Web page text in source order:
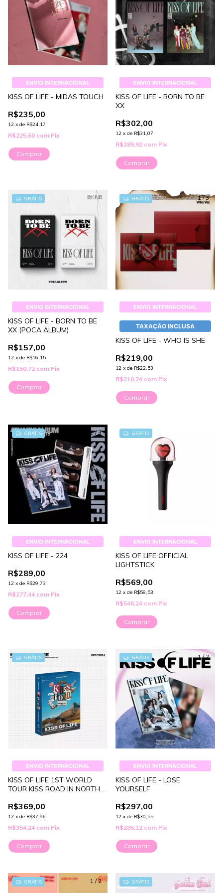
ENVIO INTERNACIONAL
KISS OF LIFE - MIDAS TOUCH
R$235,00
12 x de R$24,17
R$225,60 com Pix
Comprar
ENVIO INTERNACIONAL
KISS OF LIFE - BORN TO BE
XX
R$302,00
12 x de R$31,07
R$289,92 com Pix
Comprar
GRÁTIS
ENVIO INTERNACIONAL
KISS OF LIFE - BORN TO BE
XX (POCA ALBUM)
R$157,00
12 x de R$16,15
R$150,72 com Pix
Comprar
1/3
GRÁTIS
ENVIO INTERNACIONAL
TAXAÇÃO INCLUSA
KISS OF LIFE - WHO IS SHE
R$219,00
12 x de R$22,53
R$210,24 com Pix
Comprar
1/3
GRÁTIS
ENVIO INTERNACIONAL
KISS OF LIFE - 224
R$289,00
12 x de R$29,73
R$277,44 com Pix
Comprar
GRÁTIS
ENVIO INTERNACIONAL
KISS OF LIFE OFFICIAL
LIGHTSTICK
R$569,00
12 x de R$58,53
R$546,24 com Pix
GRÁTIS
ENVIO INTERNACIONAL
KISS OF LIFE 1ST WORLD
TOUR KISS ROAD IN NORTH
R$369,00
12 x de R$37,96
R$354,24 com Pix
Comprar
1/2
GRÁTIS
ENVIO INTERNACIONAL
KISS OF LIFE - LOSE
YOURSELF
R$297,00
12 x de R$30,55
R$285,12 com Pix
Comprar
1 /2
GRÁTIS GRÁTIS